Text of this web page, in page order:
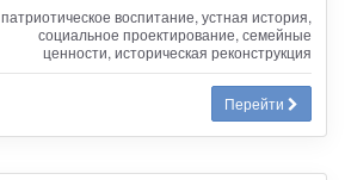
патриотическое воспитание, устная история,
социальное проектирование, семейные
ценности, историческая реконструкция
Перейти